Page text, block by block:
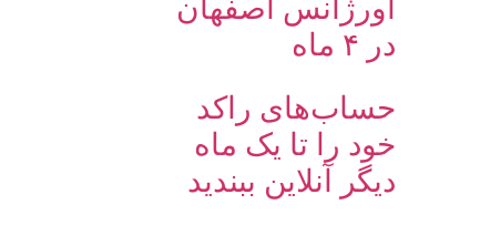
اورژانس اصفهان
در ۴ ماه
حساب‌های راکد
خود را تا یک ماه
دیگر آنلاین ببندید